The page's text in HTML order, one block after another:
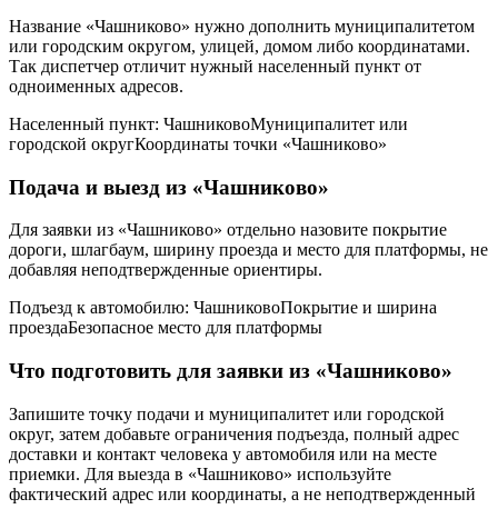
Название «Чашниково» нужно дополнить муниципалитетом
или городским округом, улицей, домом либо координатами.
Так диспетчер отличит нужный населенный пункт от
одноименных адресов.
Населенный пункт: ЧашниковоМуниципалитет или
городской округКоординаты точки «Чашниково»
Подача и выезд из «Чашниково»
Для заявки из «Чашниково» отдельно назовите покрытие
дороги, шлагбаум, ширину проезда и место для платформы, не
добавляя неподтвержденные ориентиры.
Подъезд к автомобилю: ЧашниковоПокрытие и ширина
проездаБезопасное место для платформы
Что подготовить для заявки из «Чашниково»
Запишите точку подачи и муниципалитет или городской
округ, затем добавьте ограничения подъезда, полный адрес
доставки и контакт человека у автомобиля или на месте
приемки. Для выезда в «Чашниково» используйте
фактический адрес или координаты, а не неподтвержденный